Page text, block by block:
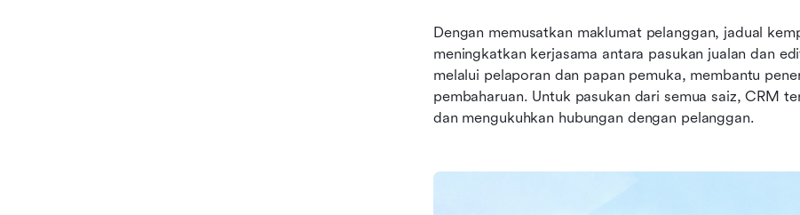
Dengan memusatkan maklumat pelanggan, jadual
meningkatkan kerjasama antara pasukan jualan dan
melalui pelaporan dan papan pemuka, membantu
pembaharuan. Untuk pasukan dari semua saiz, CRM
dan mengukuhkan hubungan dengan pelanggan.